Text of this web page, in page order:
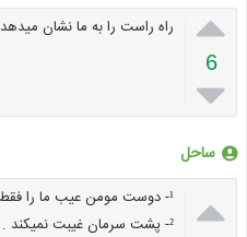

6

راه راست را به ما نشان میدهد
ساحل

¹- دوست مومن عیب ما را فقط به خودمان میگوید .
²- پشت سرمان غیبت نمیکند .